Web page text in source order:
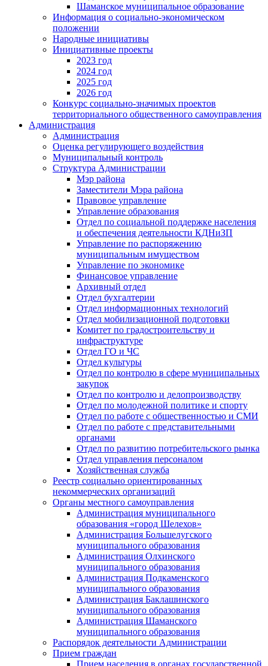
Шаманское муниципальное образование
Информация о социально-экономическом
положении
Народные инициативы
Инициативные проекты
2023 год
2024 год
2025 год
2026 год
Конкурс социально-значимых проектов
территориального общественного самоуправления
Администрация
Администрация
Оценка регулирующего воздействия
Муниципальный контроль
Структура Администрации
Мэр района
Заместители Мэра района
Правовое управление
Управление образования
Отдел по социальной поддержке населения
и обеспечения деятельности КДНиЗП
Управление по распоряжению
муниципальным имуществом
Управление по экономике
Финансовое управление
Архивный отдел
Отдел бухгалтерии
Отдел информационных технологий
Отдел мобилизационной подготовки
Комитет по градостроительству и
инфраструктуре
Отдел ГО и ЧС
Отдел культуры
Отдел по контролю в сфере муниципальных
закупок
Отдел по контролю и делопроизводству
Отдел по молодежной политике и спорту
Отдел по работе с общественностью и СМИ
Отдел по работе с представительными
органами
Отдел по развитию потребительского рынка
Отдел управления персоналом
Хозяйственная служба
Реестр социально ориентированных
некоммерческих организаций
Органы местного самоуправления
Администрация муниципального
образования «город Шелехов»
Администрация Большелугского
муниципального образования
Администрация Олхинского
муниципального образования
Администрация Подкаменского
муниципального образования
Администрация Баклашинского
муниципального образования
Администрация Шаманского
муниципального образования
Распорядок деятельности Администрации
Прием граждан
Прием населения в органах государственной